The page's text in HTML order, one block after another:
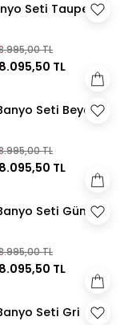
Seti Taupe
TL
8.095,50 TL
Seti Beyaz
TL
8.095,50 TL
Seti Gümüş
TL
8.095,50 TL
Seti Gri